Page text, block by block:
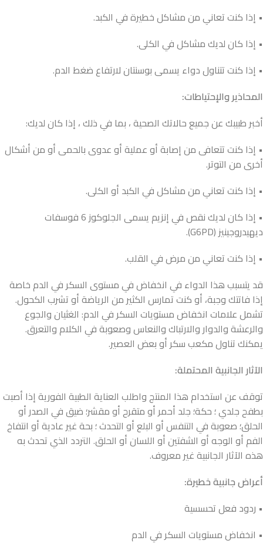
• إذا كنت تعاني من مشاكل خطيرة في الكبد.
• إذا كان لديك مشاكل في الكلى.
• إذا كنت تتناول دواء يسمى بوسنتان لارتفاع ضغط الدم.
المحاذير والإحتياطات:
أخبر طبيبك عن جميع حالاتك الصحية ، بما في ذلك ، إذا كان لديك:
• إذا كنت تتعافى من إصابة أو عملية أو عدوى بالحمى أو من أشكال
أخرى من التوتر.
• إذا كنت تعاني من مشاكل في الكبد أو الكلى.
• إذا كان لديك نقص في إنزيم يسمى الجلوكوز 6 فوسفات
ديهيدروجينيز (G6PD).
• إذا كنت تعاني من مرض في القلب.
قد يتسبب هذا الدواء في انخفاض في مستوى السكر في الدم خاصة
إذا فاتتك وجبة، أو كنت تمارس الكثير من الرياضة أو تشرب الكحول.
تشمل علامات انخفاض مستويات السكر في الدم: الغثيان والجوع
والرعشة والدوار والارتباك والنعاس وصعوبة في الكلام والتعرق.
يمكنك تناول مكعب سكر أو بعض العصير.
الآثار الجانبية المحتملة:
توقف عن استخدام هذا المنتج واطلب العناية الطبية الفورية إذا أصبت
بطفح جلدي ؛ حكة؛ جلد أحمر أو متقرح أو مقشر؛ ضيق في الصدر أو
الحلق؛ صعوبة في التنفس أو البلع أو التحدث ؛ بحة غير عادية أو انتفاخ
الفم أو الوجه أو الشفتين أو اللسان أو الحلق. التردد الذي تحدث به
هذه الآثار الجانبية غير معروف.
أعراض جانبية خطيرة:
• ردود فعل تحسسية
• انخفاض مستويات السكر في الدم